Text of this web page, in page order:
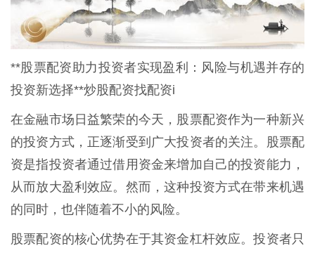
**股票配资助力投资者实现盈利：风险与机遇并存的
投资新选择**炒股配资找配资i
在金融市场日益繁荣的今天，股票配资作为一种新兴
的投资方式，正逐渐受到广大投资者的关注。股票配
资是指投资者通过借用资金来增加自己的投资能力，
从而放大盈利效应。然而，这种投资方式在带来机遇
的同时，也伴随着不小的风险。
股票配资的核心优势在于其资金杠杆效应。投资者只